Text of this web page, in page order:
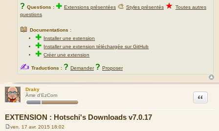
? Questions : ✚ Extensions présentées 🎨 Styles présentés ★ Toutes autres
questions
📖 Documentations :
✚ Installer une extension
✚ Installer une extension téléchargée sur GitHub
✚Créer une extension
✍ Traductions : ? Demander ? Proposer
Draky
Âme d'EzCom
EXTENSION : Hotschi's Downloads v7.0.17
Citation
ven. 17 avr. 2015 18:02